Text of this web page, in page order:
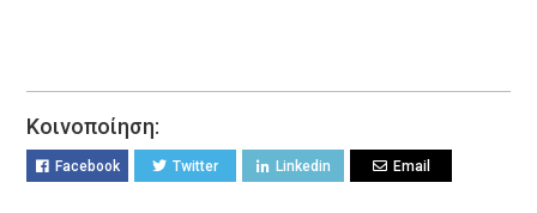
Κοινοποίηση:
Facebook Twitter Linkedin Email